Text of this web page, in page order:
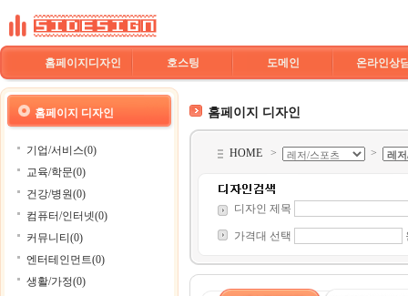
홈페이지디자인 호스팅 도메인 온라인상
홈페이지 디자인
기업/서비스(0)
교육/학문(0)
건강/병원(0)
컴퓨터/인터넷(0)
커뮤니티(0)
엔터테인먼트(0)
생활/가정(0)
홈페이지 디자인
HOME > >
디자인 제목
가격대 선택